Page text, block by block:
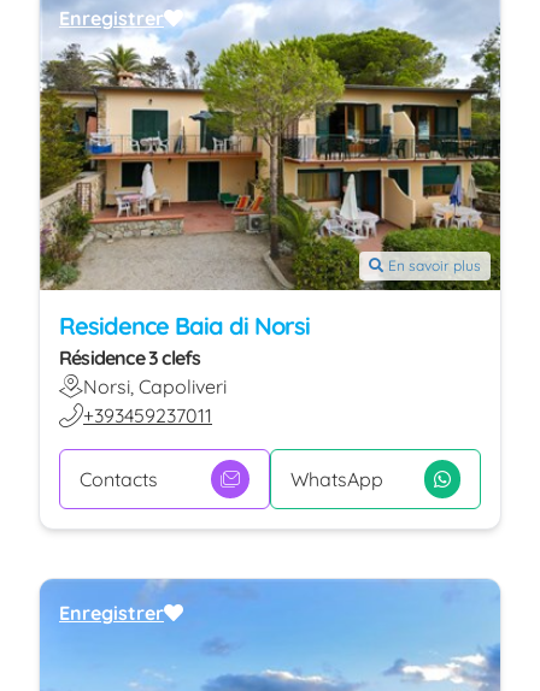
En savoir plus
Residence Baia di Norsi
Résidence 3 clefs
Norsi, Capoliveri
+393459237011
Contacts WhatsApp
Enregistrer
Enregistrer